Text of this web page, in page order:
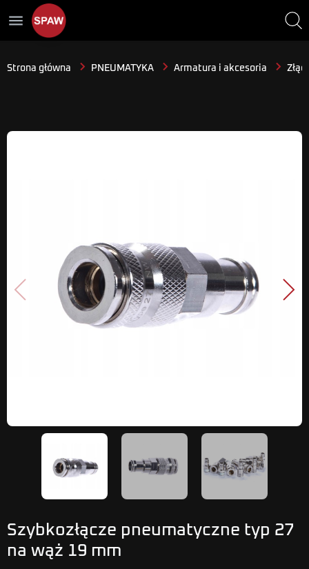
menu
Strona główna PNEUMATYKA Armatura i akcesoria
Poprzedni
Szybkozłącze pneumatyczne typ 27
na wąż 19 mm